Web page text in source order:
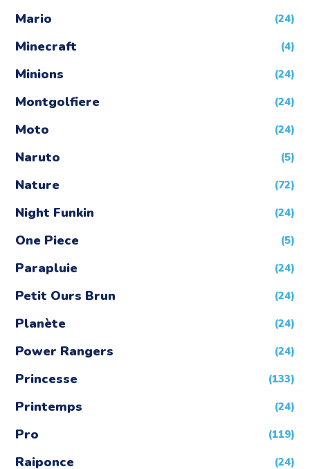
Mario (24)
Minecraft (4)
Minions (24)
Montgolfiere (24)
Moto (24)
Naruto (5)
Nature (72)
Night Funkin (24)
One Piece (5)
Parapluie (24)
Petit Ours Brun (24)
Planète (24)
Power Rangers (24)
Princesse (133)
Printemps (24)
Pro (119)
Raiponce (24)